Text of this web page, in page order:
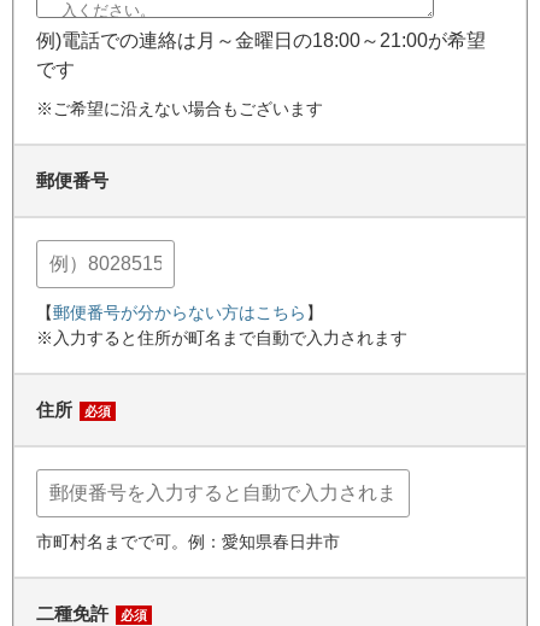
例)電話での連絡は月～金曜日の18:00～21:00が希望
です
※ご希望に沿えない場合もございます
郵便番号
【郵便番号が分からない方はこちら 】
※入力すると住所が町名まで自動で入力されます
住所 必須
市町村名までで可。例：愛知県春日井市
二種免許 必須